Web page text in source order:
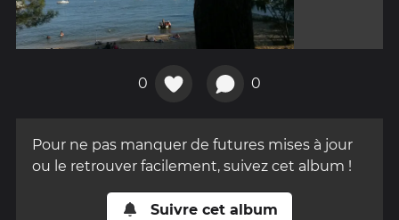
0 0
Pour ne pas manquer de futures mises à jour
ou le retrouver facilement, suivez cet album !
Suivre cet album